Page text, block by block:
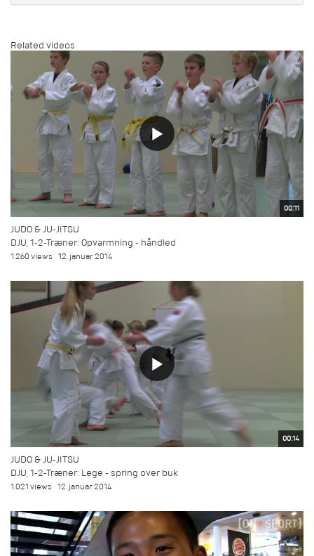
Related videos
00:11
JUDO & JU-JITSU
DJU, 1-2-Træner: Opvarmning - håndled
1.260 views 12. januar 2014
00:14
JUDO & JU-JITSU
DJU, 1-2-Træner: Lege - spring over buk
1.021 views 12. januar 2014